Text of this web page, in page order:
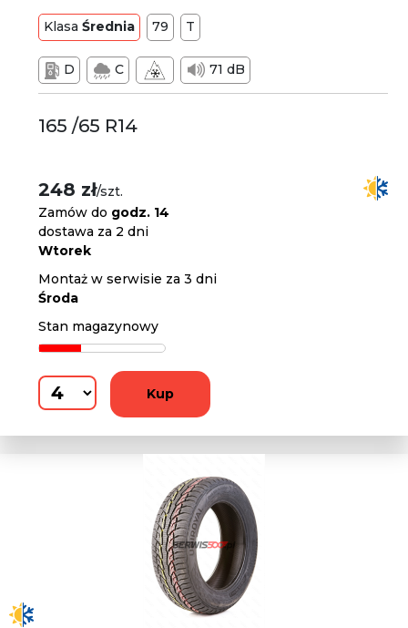
KlasaŚrednia 79 T
D C 71 dB
165 /65 R14
248 zł/szt.
Zamów do godz. 14
dostawa za 2 dni
Wtorek
Montaż w serwisie za 3 dni
Środa
Stan magazynowy
Kup